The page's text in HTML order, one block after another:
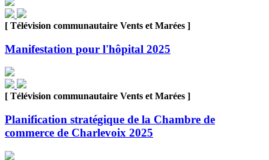
[ Télévision communautaire Vents et Marées ]
Manifestation pour l'hôpital 2025
[ Télévision communautaire Vents et Marées ]
Planification stratégique de la Chambre de
commerce de Charlevoix 2025